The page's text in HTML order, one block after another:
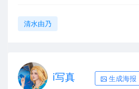
清水由乃
i写真 生成海报